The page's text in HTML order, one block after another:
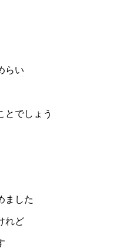
らい
とでしょう
ました
れど